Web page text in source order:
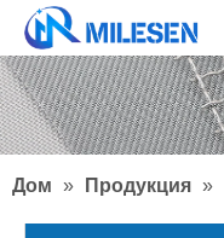
Дом » Продукция »